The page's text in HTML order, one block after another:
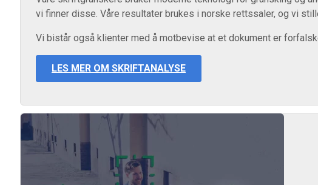
vi finner disse. Våre resultater brukes i norske rettssaler, og vi
Vi bistår også klienter med å motbevise at et dokument er
LES MER OM SKRIFTANALYSE